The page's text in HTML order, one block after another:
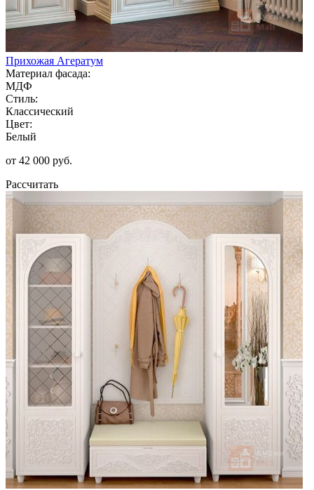
Прихожая Агератум
Материал фасада:
МДФ
Стиль:
Классический
Цвет:
Белый
от 42 000 руб.
Рассчитать